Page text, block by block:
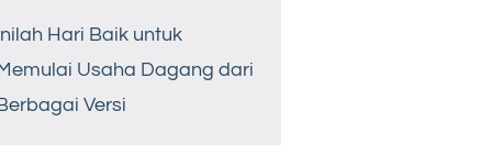
Hari Baik untuk
Usaha Dagang dari
Versi